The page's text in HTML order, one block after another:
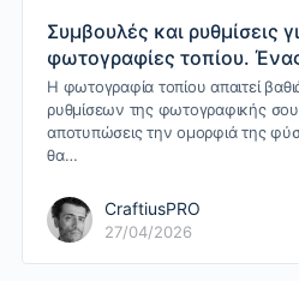
Συμβουλές και ρυθμίσεις
φωτογραφίες τοπίου.
Η φωτογραφία τοπίου απαιτεί
ρυθμίσεων της φωτογραφικής
αποτυπώσεις την ομορφιά της
θα…
CraftiusPRO
27/04/2026